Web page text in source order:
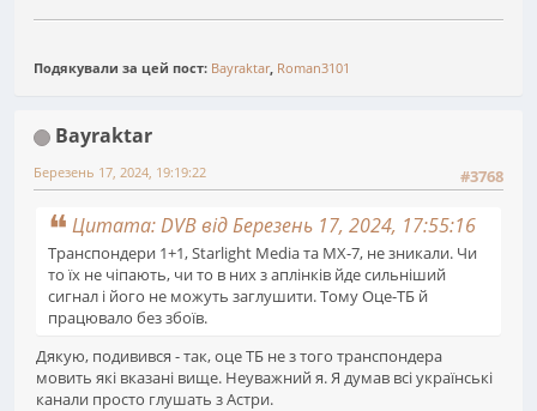
Подякували за цей пост: Bayraktar, Roman3101
Bayraktar
#3768
Березень 17, 2024, 19:19:22
Цитата: DVB від Березень 17, 2024, 17:55:16
Транспондери 1+1, Starlight Media та МХ-7, не зникали. Чи
то їх не чіпають, чи то в них з аплінків йде сильніший
сигнал і його не можуть заглушити. Тому Оце-ТБ й
працювало без збоїв.
Дякую, подивився - так, оце ТБ не з того транспондера
мовить які вказані вище. Неуважний я. Я думав всі українські
канали просто глушать з Астри.